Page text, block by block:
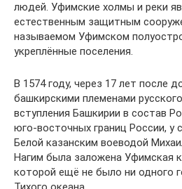
людей. Уфимские холмы и реки
естественным защитным
называемом Уфимском
укреплённые поселения.
В 1574 году, через 17 лет после
башкирскими племенами
вступления Башкирии в состав
юго-восточных границ России, у
Белой казанским воеводой
Нагим была заложена Уфимская
которой ещё не было ни одного